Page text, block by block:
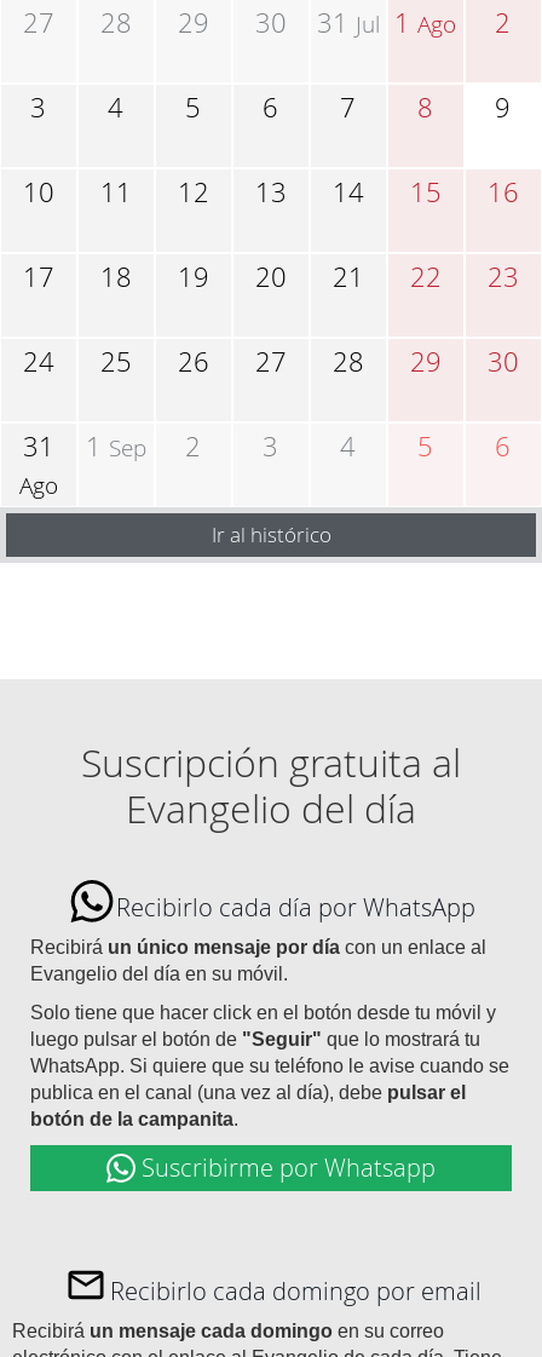
27 28 29 30 31 Jul 1Ago 2
3 4 5 6 7 8 9
10 11 12 13 14 15 16
17 18 19 20 21 22 23
24 25 26 27 28 29 30
31
Ago
1 Sep 2 3 4 5 6
Ir al histórico
Suscripción gratuita al
Evangelio del día
Recibirlo cada día por WhatsApp
Recibirá un único mensaje por día con un enlace al
Evangelio del día en su móvil.
Solo tiene que hacer click en el botón desde tu móvil y
luego pulsar el botón de "Seguir" que lo mostrará tu
WhatsApp. Si quiere que su teléfono le avise cuando se
publica en el canal (una vez al día), debe pulsar el
botón de la campanita.
Suscribirme por Whatsapp
Recibirlo cada domingo por email
Recibirá un mensaje cada domingo en su correo